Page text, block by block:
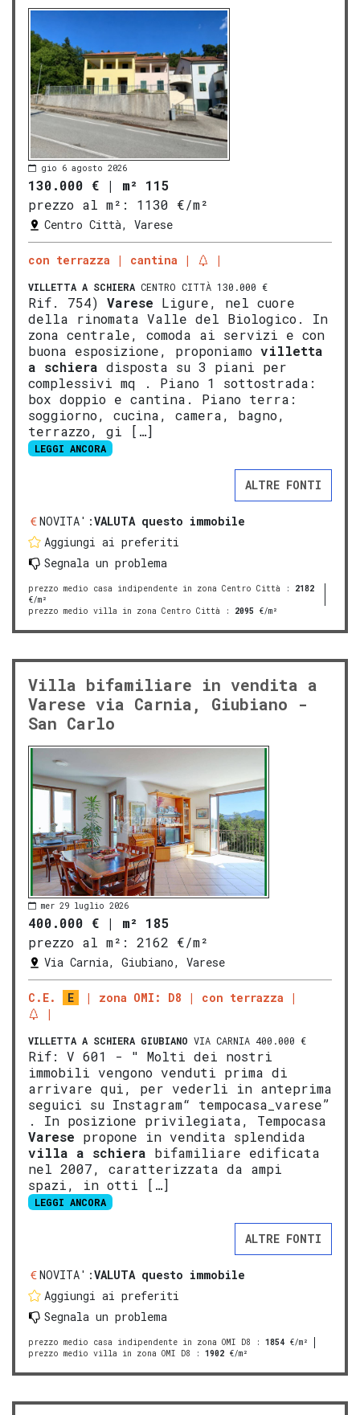
gio 6 agosto 2026
130.000 € | m² 115
prezzo al m²:
1130 €/m²
Centro Città, Varese
con terrazza cantina
VILLETTA A SCHIERA CENTRO CITTÀ 130.000 €
Rif. 754) Varese Ligure, nel cuore
della rinomata Valle del Biologico. In
zona centrale, comoda ai servizi e con
buona esposizione, proponiamo villetta
a schiera disposta su 3 piani per
complessivi mq . Piano 1 sottostrada:
box doppio e cantina. Piano terra:
soggiorno, cucina, camera, bagno,
terrazzo, gi […]
LEGGI ANCORA
ALTRE FONTI
NOVITA':VALUTA questo immobile
Aggiungi ai preferiti
Segnala un problema
prezzo medio casa indipendente in zona Centro Città : 2182
€/m²
prezzo medio villa in zona Centro Città : 2095 €/m²
Villa bifamiliare in vendita a
Varese via Carnia, Giubiano -
San Carlo
mer 29 luglio 2026
400.000 € | m² 185
prezzo al m²:
2162 €/m²
Via Carnia, Giubiano, Varese
C.E. E zona OMI: D8 con terrazza
VILLETTA A SCHIERA GIUBIANO VIA CARNIA 400.000 €
Rif: V 601 - " Molti dei nostri
immobili vengono venduti prima di
arrivare qui, per vederli in anteprima
seguici su Instagram“ tempocasa_varese”
. In posizione privilegiata, Tempocasa
Varese propone in vendita splendida
villa a schiera bifamiliare edificata
nel 2007, caratterizzata da ampi
spazi, in otti […]
LEGGI ANCORA
ALTRE FONTI
NOVITA':VALUTA questo immobile
Aggiungi ai preferiti
Segnala un problema
prezzo medio casa indipendente in zona OMI D8 : 1854 €/m²
prezzo medio villa in zona OMI D8 : 1902 €/m²